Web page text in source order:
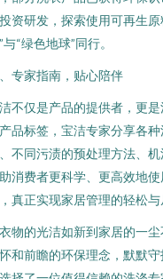
资研发，探索使用可再生
与“绿色地球”同行。
专家指南，贴心陪伴
不仅是产品的提供者，更
品标签，宝洁专家分享各
不同污渍的预处理方法、
消费者更科学、更高效地
真正实现家居管理的轻松与
物的光洁如新到家居的一
和前瞻的环保理念，默默